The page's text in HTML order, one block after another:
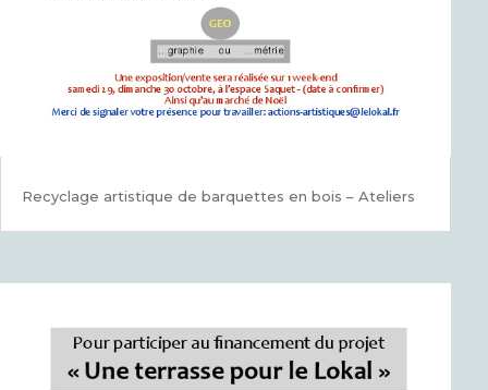
Recyclage artistique de barquettes en bois – Ateliers